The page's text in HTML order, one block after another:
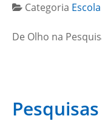
Categoria
De Olho na